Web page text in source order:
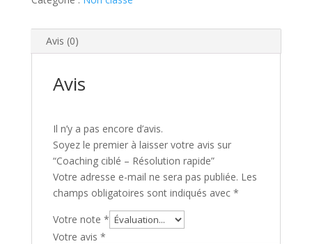
Avis (0)
Avis
Il n’y a pas encore d’avis.
Soyez le premier à laisser votre avis sur
“Coaching ciblé – Résolution rapide”
Votre adresse e-mail ne sera pas publiée. Les
champs obligatoires sont indiqués avec *
Votre note *
Votre avis *